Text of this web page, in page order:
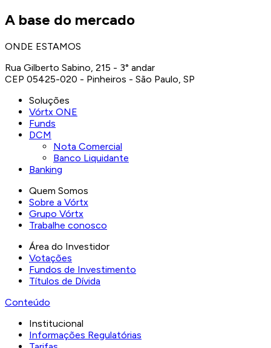
A base do mercado
ONDE ESTAMOS
Rua Gilberto Sabino, 215 - 3° andar
CEP 05425-020 - Pinheiros - São Paulo, SP
Soluções
Vórtx ONE
Funds
DCM
Nota Comercial
Banco Liquidante
Banking
Quem Somos
Sobre a Vórtx
Grupo Vórtx
Trabalhe conosco
Área do Investidor
Votações
Fundos de Investimento
Títulos de Dívida
Conteúdo
Institucional
Informações Regulatórias